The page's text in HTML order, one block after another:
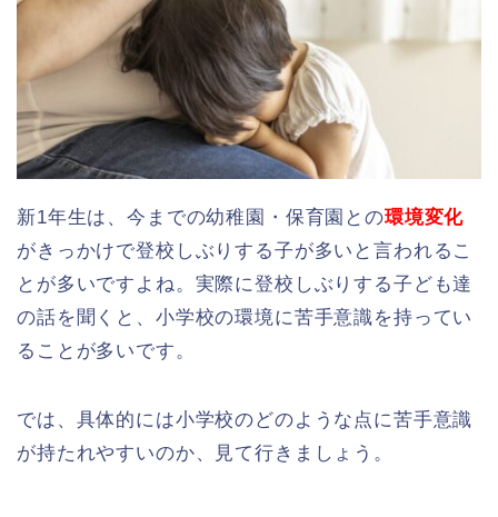
新1年生は、今までの幼稚園・保育園との環境変化
がきっかけで登校しぶりする子が多いと言われるこ
とが多いですよね。実際に登校しぶりする子ども達
の話を聞くと、小学校の環境に苦手意識を持ってい
ることが多いです。
では、具体的には小学校のどのような点に苦手意識
が持たれやすいのか、見て行きましょう。